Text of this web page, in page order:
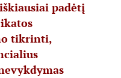
padėtį
tikrinti,